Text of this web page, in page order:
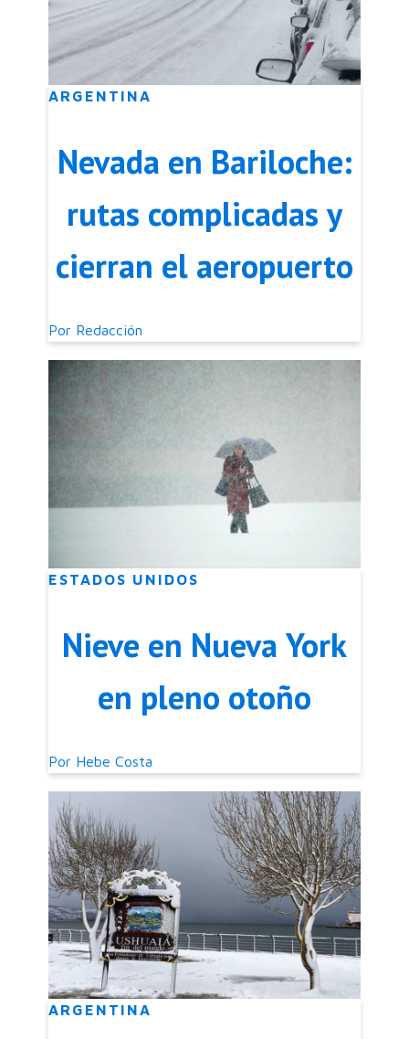
ARGENTINA
Nevada en Bariloche:
rutas complicadas y
cierran el aeropuerto
Por Redacción
ESTADOS UNIDOS
Nieve en Nueva York
en pleno otoño
Por Hebe Costa
ARGENTINA